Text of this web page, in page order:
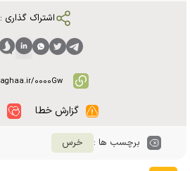
اشتراک گذاری :
گزارش خطا
برچسب ها : خرس